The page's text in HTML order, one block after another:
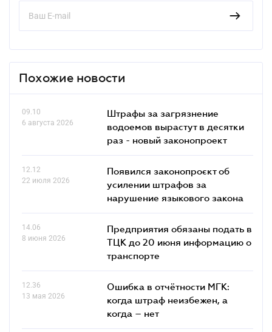
Похожие новости
09.10
6 августа 2026
Штрафы за загрязнение
водоемов вырастут в десятки
раз - новый законопроект
12.12
22 июля 2026
Появился законопроєкт об
усилении штрафов за
нарушение языкового закона
14.06
8 июня 2026
Предприятия обязаны подать в
ТЦК до 20 июня информацию о
транспорте
12.36
13 мая 2026
Ошибка в отчётности МГК:
когда штраф неизбежен, а
когда – нет